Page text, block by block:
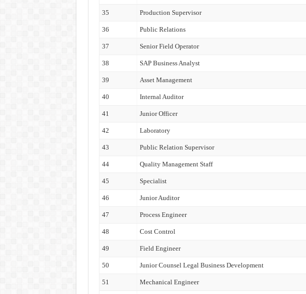
35 Production Supervisor
36 Public Relations
37 Senior Field Operator
38 SAP Business Analyst
39 Asset Management
40 Internal Auditor
41 Junior Officer
42 Laboratory
43 Public Relation Supervisor
44 Quality Management Staff
45 Specialist
46 Junior Auditor
47 Process Engineer
48 Cost Control
49 Field Engineer
50 Junior Counsel Legal Business Development
51 Mechanical Engineer